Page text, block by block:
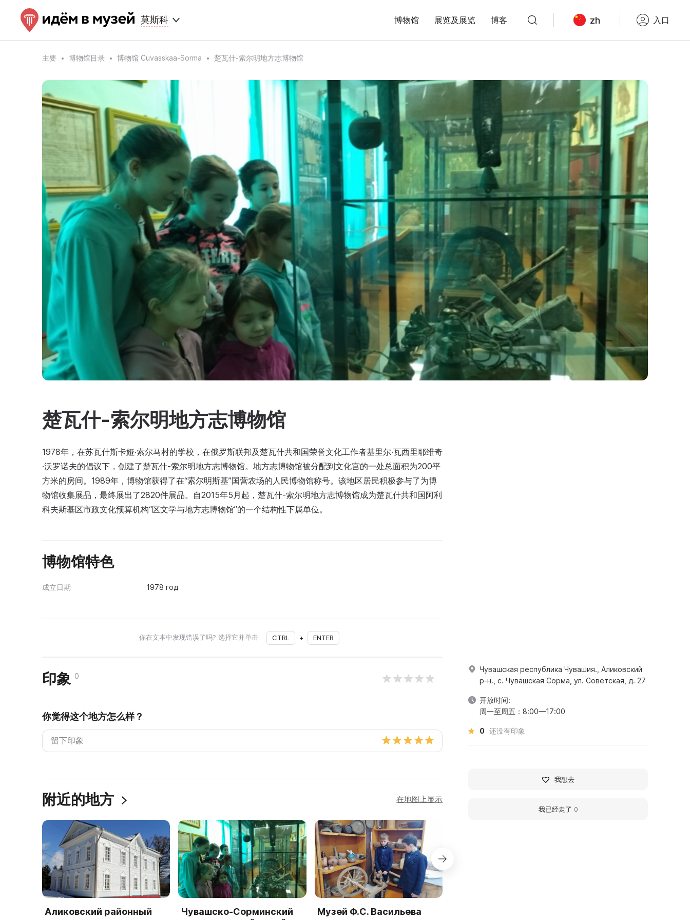
莫斯科 博物馆 展览及展览 博客 zh 入口
主要 博物馆目录 博物馆 Cuvasskaa-Sorma 楚瓦什-索尔明地方志博物馆
楚瓦什-索尔明地方志博物馆
1978年，在苏瓦什斯卡娅·索尔马村的学校，在俄罗斯联邦及楚瓦什共和国荣誉文化工作者基里尔·瓦西里耶维奇
·沃罗诺夫的倡议下，创建了楚瓦什-索尔明地方志博物馆。地方志博物馆被分配到文化宫的一处总面积为200平
方米的房间。1989年，博物馆获得了在“索尔明斯基”国营农场的人民博物馆称号。该地区居民积极参与了为博
物馆收集展品，最终展出了2820件展品。自2015年5月起，楚瓦什-索尔明地方志博物馆成为楚瓦什共和国阿利
科夫斯基区市政文化预算机构“区文学与地方志博物馆”的一个结构性下属单位。
博物馆特色
成立日期 1978 год
你在文本中发现错误了吗? 选择它并单击 CTRL + ENTER
印象 0
你觉得这个地方怎么样？
附近的地方 在地图上显示
Аликовский районный
Чувашско-Сорминский
Музей Ф.С. Васильева
Чувашская республика Чувашия., Аликовский
р-н., с. Чувашская Сорма, ул. Советская, д. 27
开放时间:
周一至周五：8:00—17:00
0 还没有印象
我想去
我已经走了 0